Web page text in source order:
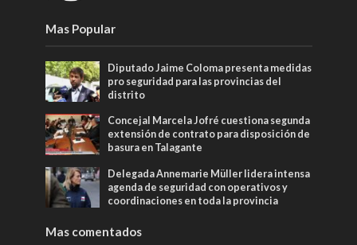
Mas Popular
Diputado Jaime Coloma presenta medidas
pro seguridad para las provincias del
distrito
Concejal Marcela Jofré cuestiona segunda
extensión de contrato para disposición de
basura en Talagante
Delegada Annemarie Müller lidera intensa
agenda de seguridad con operativos y
coordinaciones en toda la provincia
Mas comentados